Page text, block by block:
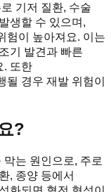
기저 질환, 수술
생할 수 있으며,
험이 높아져요. 이는
기 발견과 빠른
. 또한
경우 재발 위험이
?
는 원인으로, 주로
, 종양 등에서